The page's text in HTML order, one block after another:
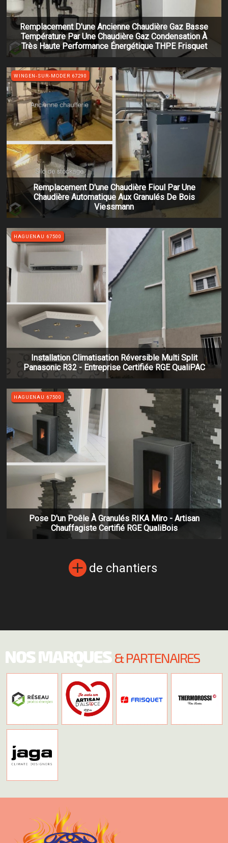
Remplacement D'une Ancienne Chaudière Gaz Basse
Température Par Une Chaudière Gaz Condensation À
Très Haute Performance Énergétique THPE Frisquet
Remplacement D'une Chaudière Fioul Par Une
Chaudière Automatique Aux Granulés De Bois
Viessmann
WINGEN-SUR-MODER 67290
Installation Climatisation Réversible Multi Split
Panasonic R32 - Entreprise Certifiée RGE QualiPAC
HAGUENAU 67500
Pose D'un Poêle À Granulés RIKA Miro - Artisan
Chauffagiste Certifié RGE QualiBois
HAGUENAU 67500
de chantiers
NOS MARQUES& PARTENAIRES